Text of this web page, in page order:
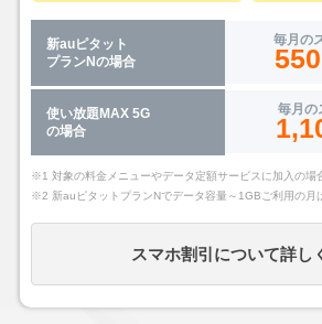
新auピタット
プランNの場合
毎月の
550
使い放題MAX 5G
の場合
毎月の
※1 対象の料金メニューやデータ定額サービスに加入の場
※2 新auピタットプランNでデータ容量～1GBご利用の月
スマホ割引について詳し